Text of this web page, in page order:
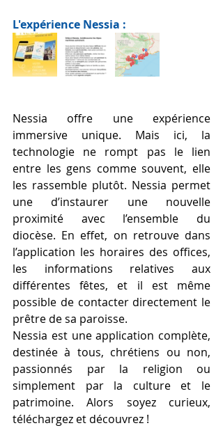
L'expérience Nessia :
Nessia offre une expérience
immersive unique. Mais ici, la
technologie ne rompt pas le lien
entre les gens comme souvent, elle
les rassemble plutôt. Nessia permet
une d’instaurer une nouvelle
proximité avec l’ensemble du
diocèse. En effet, on retrouve dans
l’application les horaires des offices,
les informations relatives aux
différentes fêtes, et il est même
possible de contacter directement le
prêtre de sa paroisse.
Nessia est une application complète,
destinée à tous, chrétiens ou non,
passionnés par la religion ou
simplement par la culture et le
patrimoine. Alors soyez curieux,
téléchargez et découvrez !